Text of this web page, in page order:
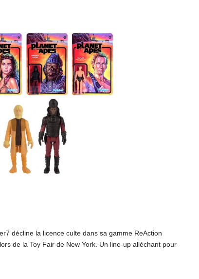
décline la licence culte dans sa gamme ReAction
de la Toy Fair de New York. Un line-up alléchant pour